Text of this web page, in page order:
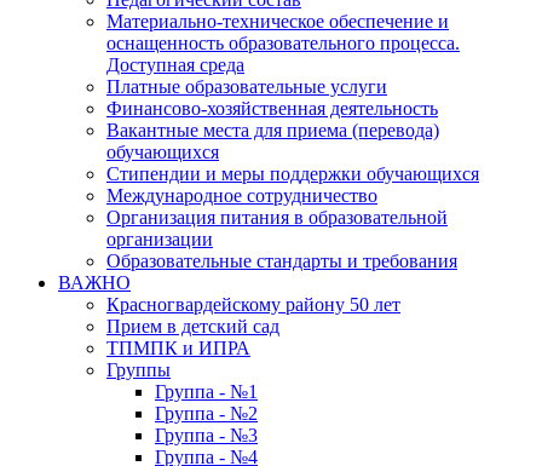
Материально-техническое обеспечение и
оснащенность образовательного процесса.
Доступная среда
Платные образовательные услуги
Финансово-хозяйственная деятельность
Вакантные места для приема (перевода)
обучающихся
Стипендии и меры поддержки обучающихся
Международное сотрудничество
Организация питания в образовательной
организации
Образовательные стандарты и требования
ВАЖНО
Красногвардейскому району 50 лет
Прием в детский сад
ТПМПК и ИПРА
Группы
Группа - №1
Группа - №2
Группа - №3
Группа - №4